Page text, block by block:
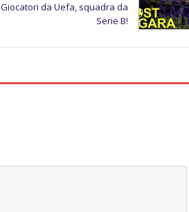
Giocatori da Uefa, squadra da
Serie B!